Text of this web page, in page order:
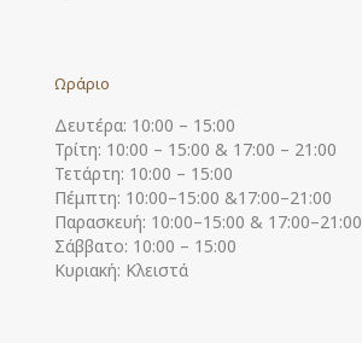
Ωράριο
Δευτέρα: 10:00 – 15:00
Τρίτη: 10:00 – 15:00 & 17:00 – 21:00
Τετάρτη: 10:00 – 15:00
Πέμπτη: 10:00–15:00 &17:00–21:00
Παρασκευή: 10:00–15:00 & 17:00–21:00
Σάββατο: 10:00 – 15:00
Κυριακή: Κλειστά